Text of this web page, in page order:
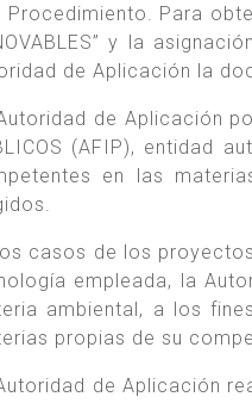
Procedimiento. Para
y la
de Aplicación la
de Aplicación
(AFIP), entidad
en las
casos de los
empleada, la
ambiental, a los
propias de su
de Aplicación